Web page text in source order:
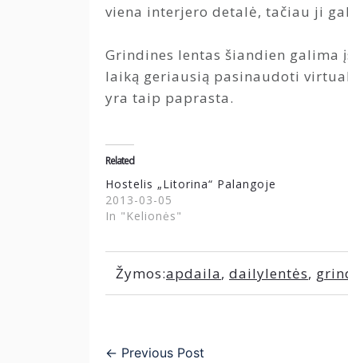
viena interjero detalė, tačiau ji
Grindines lentas šiandien galima
laiką geriausią pasinaudoti
yra taip paprasta.
Related
Hostelis „Litorina“ Palangoje
2013-03-05
In "Kelionės"
Žymos:apdaila, dailylentės,
← Previous Post